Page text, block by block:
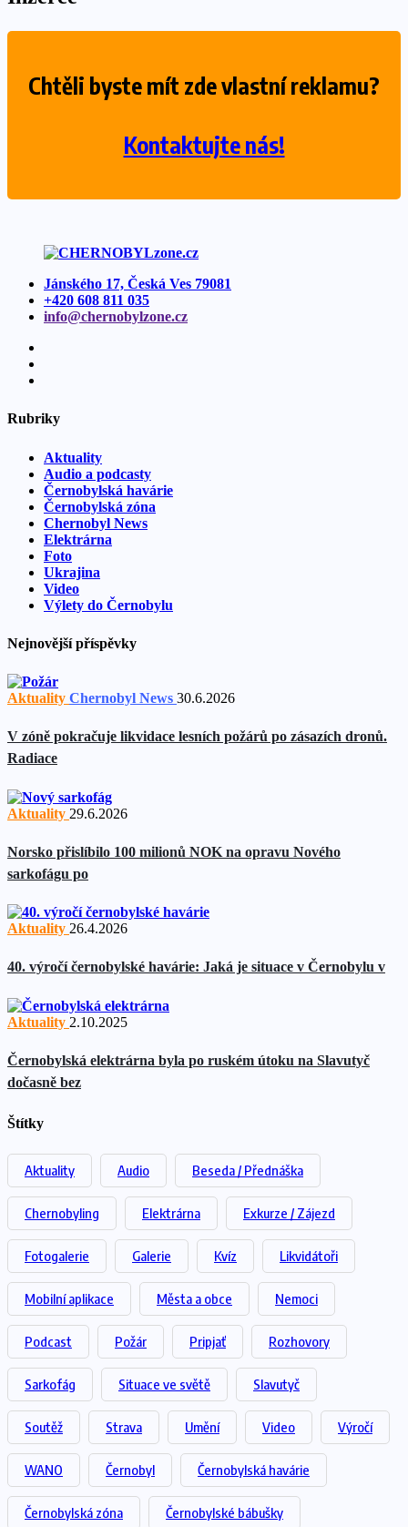
Chtěli byste mít zde vlastní reklamu?
Kontaktujte nás!
Jánského 17, Česká Ves 79081
+420 608 811 035
info@chernobylzone.cz
Rubriky
Aktuality
Audio a podcasty
Černobylská havárie
Černobylská zóna
Chernobyl News
Elektrárna
Foto
Ukrajina
Video
Výlety do Černobylu
Nejnovější příspěvky
Aktuality Chernobyl News 30.6.2026
V zóně pokračuje likvidace lesních požárů po zásazích dronů.
Radiace
Aktuality 29.6.2026
Norsko přislíbilo 100 milionů NOK na opravu Nového
sarkofágu po
Aktuality 26.4.2026
40. výročí černobylské havárie: Jaká je situace v Černobylu v
Aktuality 2.10.2025
Černobylská elektrárna byla po ruském útoku na Slavutyč
dočasně bez
Štítky
Aktuality Audio Beseda / Přednáška
Chernobyling Elektrárna Exkurze / Zájezd
Fotogalerie Galerie Kvíz Likvidátoři
Mobilní aplikace Města a obce Nemoci
Podcast Požár Pripjať Rozhovory
Sarkofág Situace ve světě Slavutyč
Soutěž Strava Umění Video Výročí
WANO Černobyl Černobylská havárie
Černobylská zóna Černobylské bábušky